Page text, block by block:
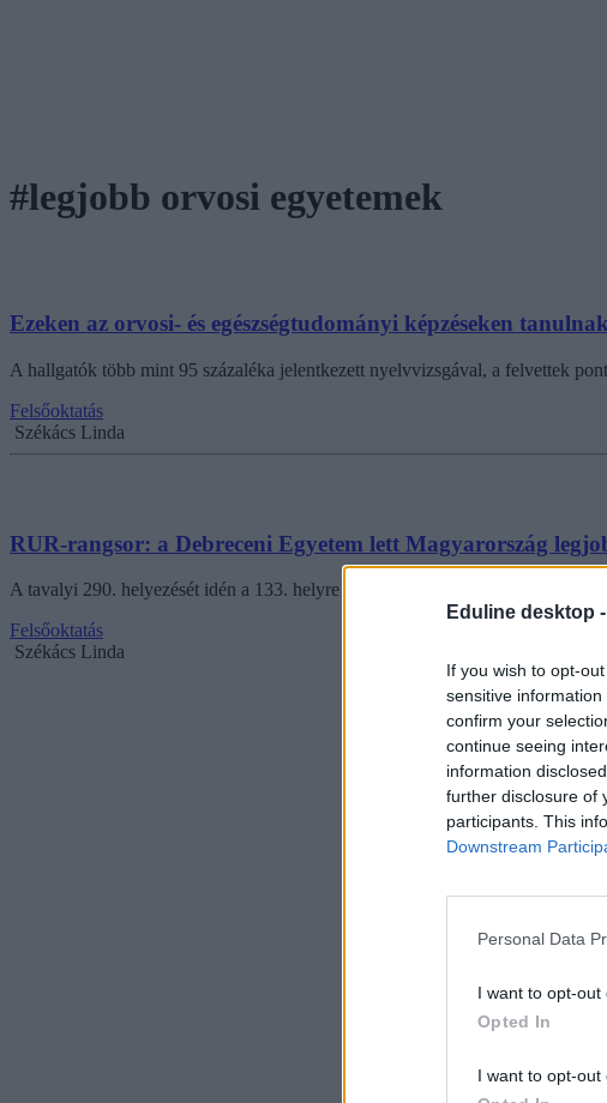
Eduline desktop -
If you wish to opt-
sensitive
confirm your
continue seeing
information
further disclosure of
participants. This
Downstream
Personal Data
I want to opt-out
Opted In
I want to opt-out
#legjobb orvosi egyetemek
Ezeken az orvosi- és egészségtudományi képzéseken
A hallgatók több mint 95 százaléka jelentkezett nyelvvizsgával, a felvettek
Felsőoktatás
Székács Linda
RUR-rangsor: a Debreceni Egyetem lett Magyarország
A tavalyi 290. helyezését idén a 133. helyre javította a Debreceni Egyetem.
Felsőoktatás
Székács Linda